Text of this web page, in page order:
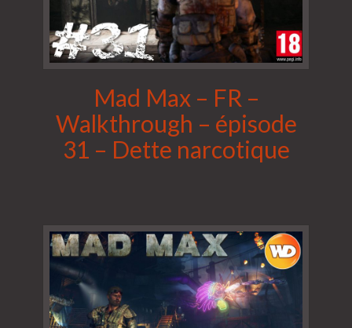
Mad Max – FR –
Walkthrough – épisode
31 – Dette narcotique